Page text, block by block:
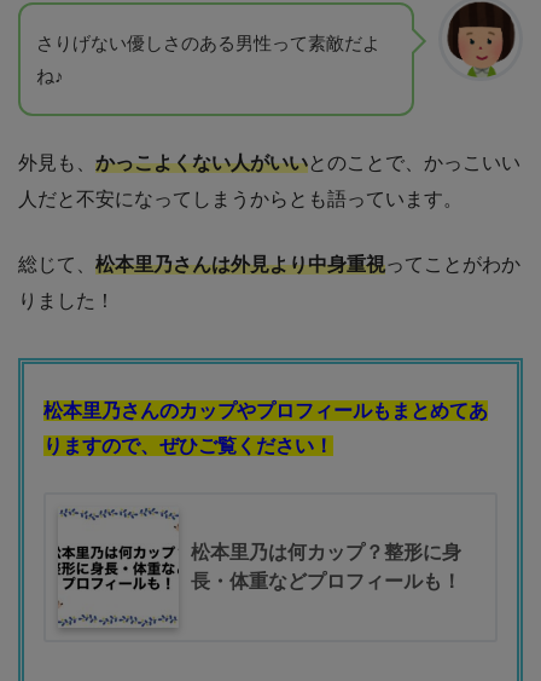
さりげない優しさのある男性って素敵だよ
ね♪
外見も、 かっこよくない人がいいとのことで、かっこいい
人だと不安になってしまうからとも語っています。
総じて、 松本里乃さんは外見より中身重視ってことがわか
りました！
松本里乃さんのカップやプロフィールもまとめてあ
りますので、ぜひご覧ください！
松本里乃は何カップ？整形に身
長・体重などプロフィールも！